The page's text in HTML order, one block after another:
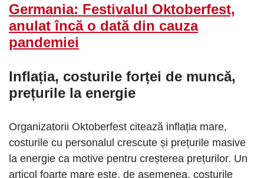
Germania: Festivalul Oktoberfest,
anulat încă o dată din cauza
pandemiei
Inflația, costurile forței de muncă,
prețurile la energie
Organizatorii Oktoberfest citează inflația mare,
costurile cu personalul crescute și prețurile masive
la energie ca motive pentru creșterea prețurilor. Un
articol foarte mare este, de asemenea, costurile